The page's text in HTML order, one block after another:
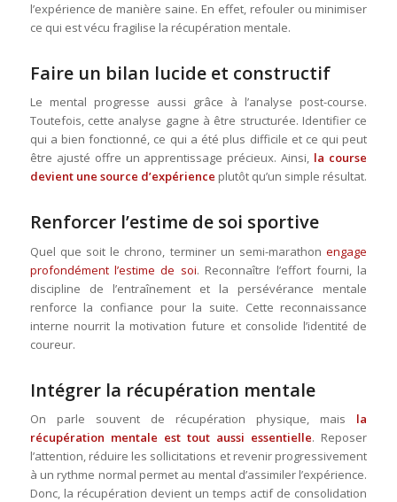
l’expérience de manière saine. En effet, refouler ou minimiser
ce qui est vécu fragilise la récupération mentale.
Faire un bilan lucide et constructif
Le mental progresse aussi grâce à l’analyse post-course.
Toutefois, cette analyse gagne à être structurée. Identifier ce
qui a bien fonctionné, ce qui a été plus difficile et ce qui peut
être ajusté offre un apprentissage précieux. Ainsi, la course
devient une source d’expérience plutôt qu’un simple résultat.
Renforcer l’estime de soi sportive
Quel que soit le chrono, terminer un semi-marathonengage
profondément l’estime de soi. Reconnaître l’effort fourni, la
discipline de l’entraînement et la persévérance mentale
renforce la confiance pour la suite. Cette reconnaissance
interne nourrit la motivation future et consolide l’identité de
coureur.
Intégrer la récupération mentale
On parle souvent de récupération physique, mais la
récupération mentale est tout aussi essentielle. Reposer
l’attention, réduire les sollicitations et revenir progressivement
à un rythme normal permet au mental d’assimiler l’expérience.
Donc, la récupération devient un temps actif de consolidation